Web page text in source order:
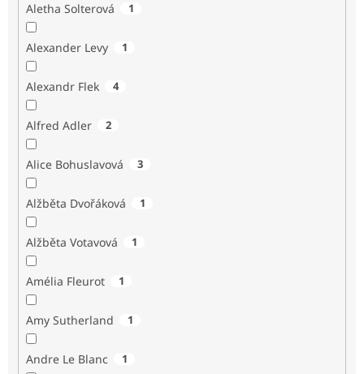
Aletha Solterová 1
Alexander Levy 1
Alexandr Flek 4
Alfred Adler 2
Alice Bohuslavová 3
Alžběta Dvořáková 1
Alžběta Votavová 1
Amélia Fleurot 1
Amy Sutherland 1
Andre Le Blanc 1